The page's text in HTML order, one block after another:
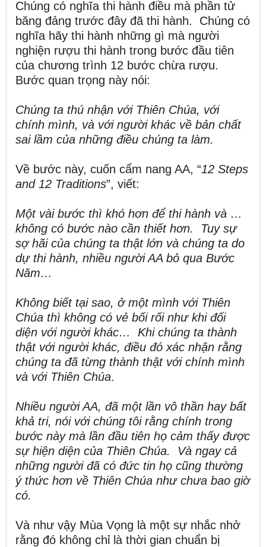
Chúng có nghĩa thi hành điều mà phần tử
băng đảng trước đây đã thi hành. Chúng có
nghĩa hãy thi hành những gì mà người
nghiện rượu thi hành trong bước đầu tiên
của chương trình 12 bước chừa rượu.
Bước quan trọng này nói:
Chúng ta thú nhận với Thiên Chúa, với
chính mình, và với người khác về bản chất
sai lầm của những điều chúng ta làm.
Về bước này, cuốn cẩm nang AA, “12 Steps
and 12 Traditions”, viết:
Một vài bước thì khó hơn để thi hành và …
không có bước nào cần thiết hơn. Tuy sự
sợ hãi của chúng ta thật lớn và chúng ta do
dự thi hành, nhiều người AA bỏ qua Bước
Năm…
Không biết tại sao, ở một mình với Thiên
Chúa thì không có vẻ bối rối như khi đối
diện với người khác… Khi chúng ta thành
thật với người khác, điều đó xác nhận rằng
chúng ta đã từng thành thật với chính mình
và với Thiên Chúa.
Nhiều người AA, đã một lần vô thần hay bất
khả tri, nói với chúng tôi rằng chính trong
bước này mà lần đầu tiên họ cảm thấy được
sự hiện diện của Thiên Chúa. Và ngay cả
những người đã có đức tin họ cũng thường
ý thức hơn về Thiên Chúa như chưa bao giờ
có.
Và như vậy Mùa Vọng là một sự nhắc nhở
rằng đó không chỉ là thời gian chuẩn bị